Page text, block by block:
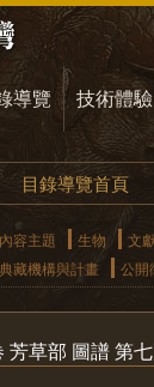
導覽 技術體驗
目錄導覽首頁
內容主題 生物 文
典藏機構與計畫 公開
草部 圖譜 第七